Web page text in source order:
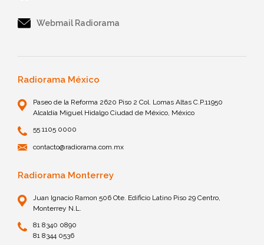
Webmail Radiorama
Radiorama México
Paseo de la Reforma 2620 Piso 2 Col. Lomas Altas C.P.11950
Alcaldía Miguel Hidalgo Ciudad de México, México
55 1105 0000
contacto@radiorama.com.mx
Radiorama Monterrey
Juan Ignacio Ramon 506 Ote. Edificio Latino Piso 29 Centro,
Monterrey N.L.
81 8340 0890
81 8344 0536